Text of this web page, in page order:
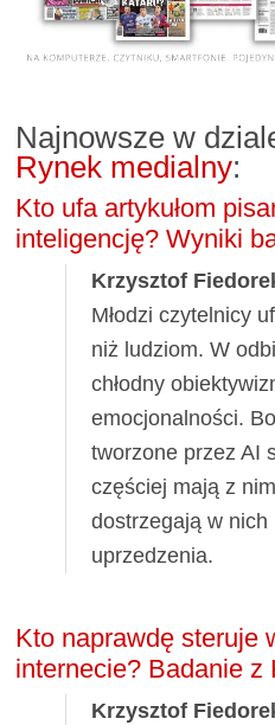
Najnowsze w
Rynek medialny:
Kto ufa artykułom
inteligencję? Wyniki
Krzysztof
Młodzi czytelnicy
niż ludziom. W
chłodny
emocjonalności.
tworzone przez AI
częściej mają z
dostrzegają w nich
uprzedzenia.
Kto naprawdę steruje
internecie? Badanie z
Krzysztof